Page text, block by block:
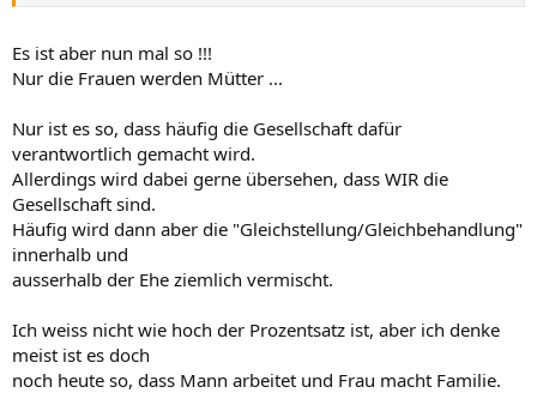
Es ist aber nun mal so !!!
Nur die Frauen werden Mütter ...
Nur ist es so, dass häufig die Gesellschaft dafür
verantwortlich gemacht wird.
Allerdings wird dabei gerne übersehen, dass WIR die
Gesellschaft sind.
Häufig wird dann aber die "Gleichstellung/Gleichbehandlung"
innerhalb und
ausserhalb der Ehe ziemlich vermischt.
Ich weiss nicht wie hoch der Prozentsatz ist, aber ich denke
meist ist es doch
noch heute so, dass Mann arbeitet und Frau macht Familie.